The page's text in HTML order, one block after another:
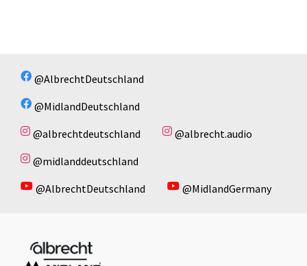
@AlbrechtDeutschland
@MidlandDeutschland
@albrechtdeutschland
@albrecht.audio
@midlanddeutschland
@AlbrechtDeutschland
@MidlandGermany